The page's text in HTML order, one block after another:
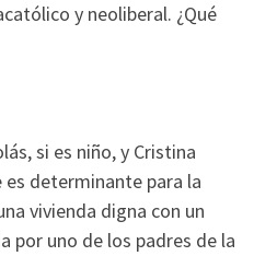
y neoliberal. ¿Qué
si es niño, y Cristina
es determinante para la
vivienda digna con un
por uno de los padres de la